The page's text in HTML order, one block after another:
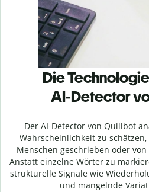
Die
AI-Detector
Der AI-Detector von Quillbot
Wahrscheinlichkeit zu
Menschen geschrieben oder
Anstatt einzelne Wörter zu
strukturelle Signale wie
und mangelnde